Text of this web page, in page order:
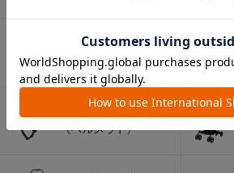
オーラルケア
（お口のケア）
（ヘルメット）